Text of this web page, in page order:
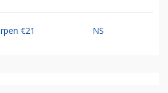
€21 NS